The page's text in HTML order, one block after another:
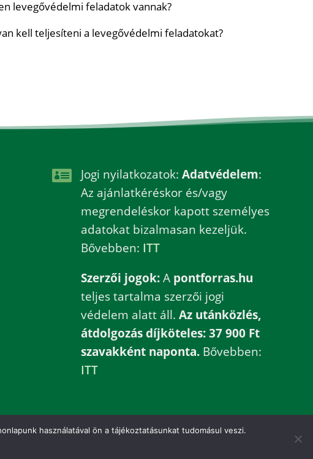
levegővédelmi feladatok vannak?
kell teljesíteni a levegővédelmi feladatokat?
 Jogi nyilatkozatok:Adatvédelem:
Az ajánlatkéréskor és/vagy
megrendeléskor kapott személyes
adatokat bizalmasan kezeljük.
Bővebben: ITT
Szerzői jogok:A pontforras.hu
teljes tartalma szerzői jogi
védelem alatt áll.Az utánközlés,
átdolgozás díjköteles: 37 900 Ft
szavakként naponta. Bővebben:
ITT
használatával ön a tájékoztatásunkat tudomásul veszi.